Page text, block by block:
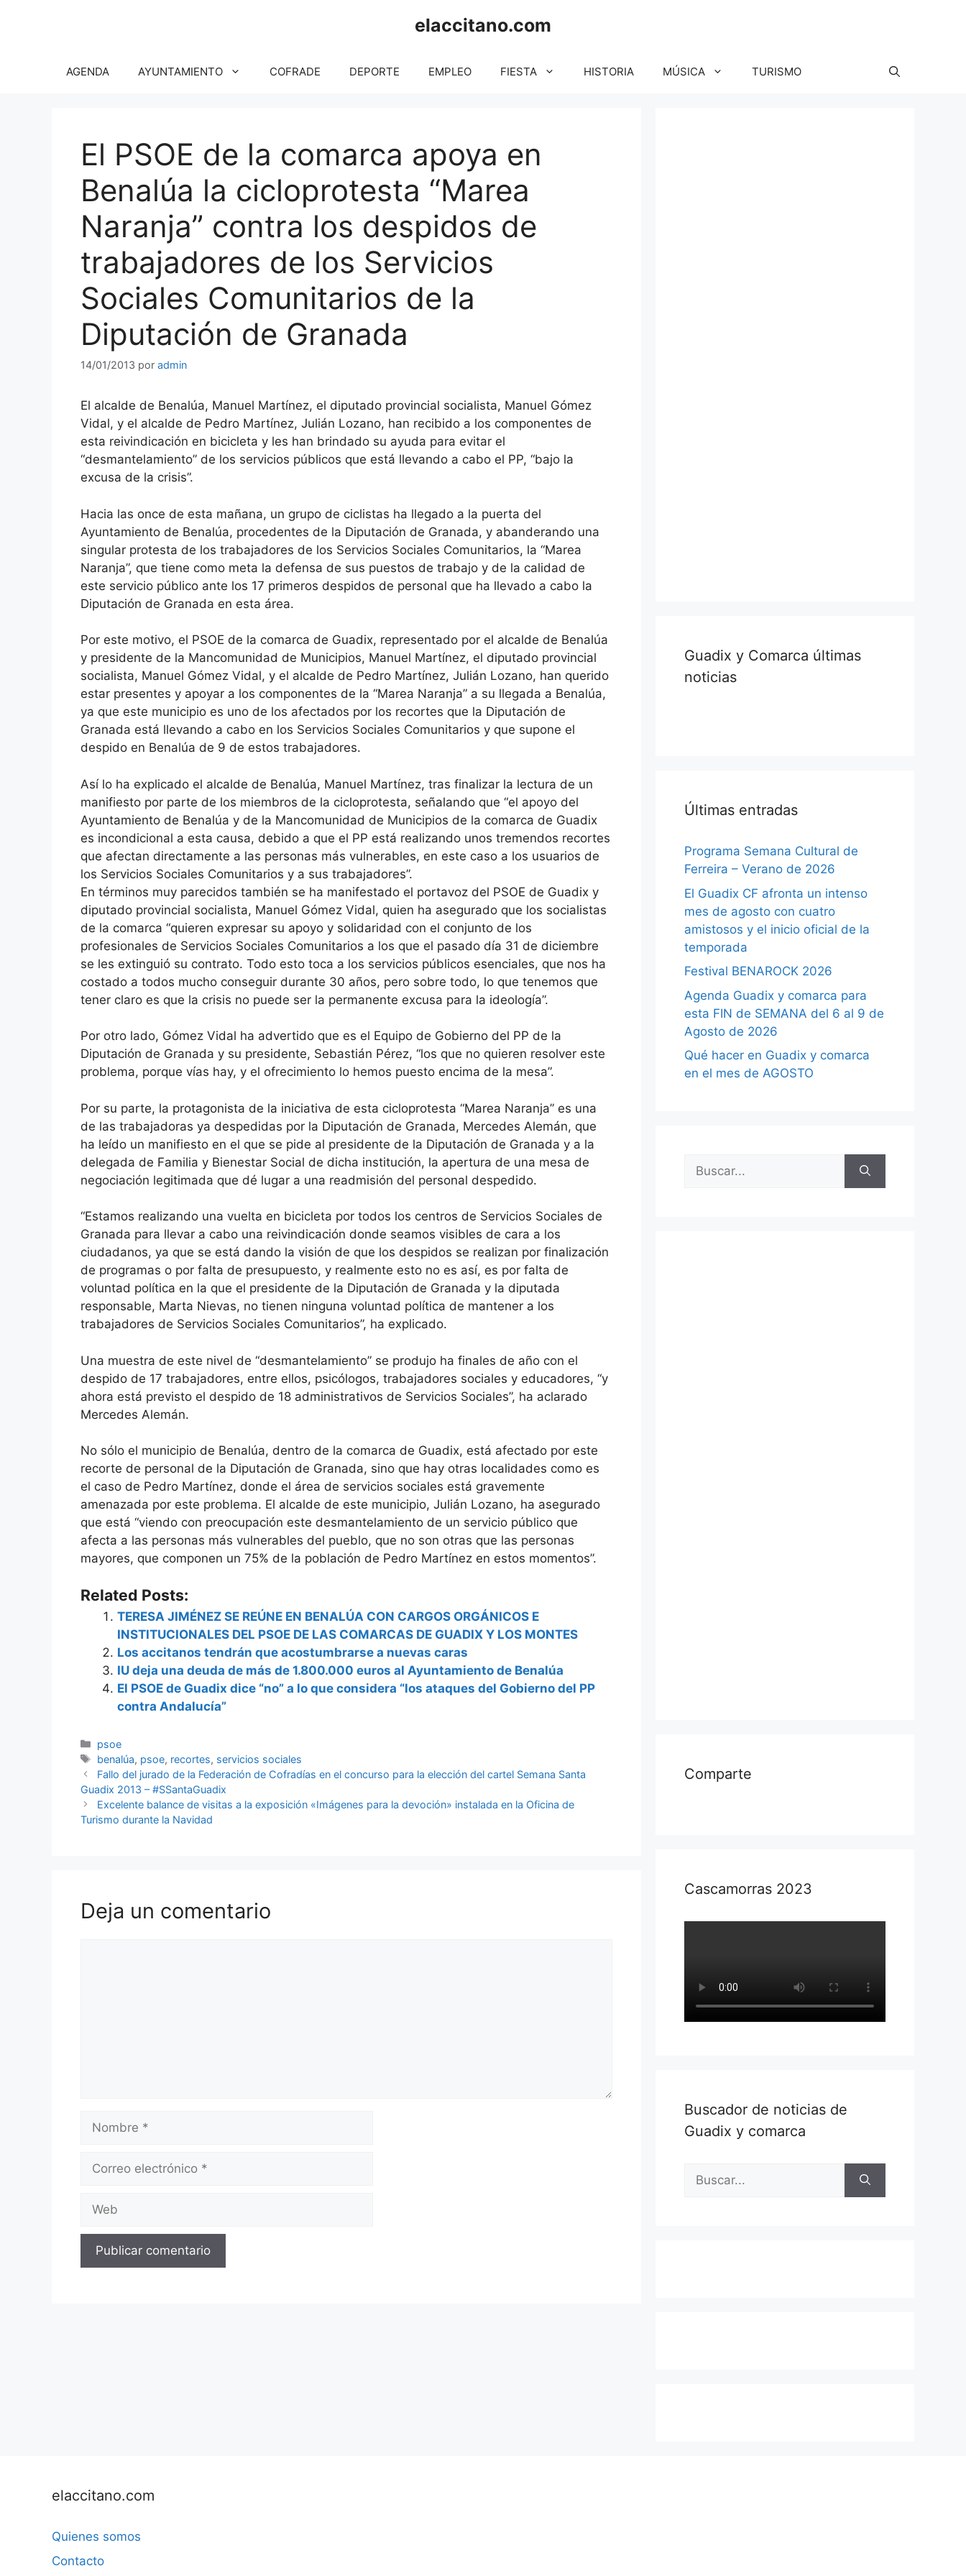
elaccitano.com
AGENDA AYUNTAMIENTO COFRADE DEPORTE EMPLEO FIESTA HISTORIA MÚSICA TURISMO
El PSOE de la comarca apoya en
Benalúa la cicloprotesta “Marea
Naranja” contra los despidos de
trabajadores de los Servicios
Sociales Comunitarios de la
Diputación de Granada
14/01/2013 por admin
El alcalde de Benalúa, Manuel Martínez, el diputado provincial socialista, Manuel Gómez
Vidal, y el alcalde de Pedro Martínez, Julián Lozano, han recibido a los componentes de
esta reivindicación en bicicleta y les han brindado su ayuda para evitar el
“desmantelamiento” de los servicios públicos que está llevando a cabo el PP, “bajo la
excusa de la crisis”.
Hacia las once de esta mañana, un grupo de ciclistas ha llegado a la puerta del
Ayuntamiento de Benalúa, procedentes de la Diputación de Granada, y abanderando una
singular protesta de los trabajadores de los Servicios Sociales Comunitarios, la “Marea
Naranja”, que tiene como meta la defensa de sus puestos de trabajo y de la calidad de
este servicio público ante los 17 primeros despidos de personal que ha llevado a cabo la
Diputación de Granada en esta área.
Por este motivo, el PSOE de la comarca de Guadix, representado por el alcalde de Benalúa
y presidente de la Mancomunidad de Municipios, Manuel Martínez, el diputado provincial
socialista, Manuel Gómez Vidal, y el alcalde de Pedro Martínez, Julián Lozano, han querido
estar presentes y apoyar a los componentes de la “Marea Naranja” a su llegada a Benalúa,
ya que este municipio es uno de los afectados por los recortes que la Diputación de
Granada está llevando a cabo en los Servicios Sociales Comunitarios y que supone el
despido en Benalúa de 9 de estos trabajadores.
Así lo ha explicado el alcalde de Benalúa, Manuel Martínez, tras finalizar la lectura de un
manifiesto por parte de los miembros de la cicloprotesta, señalando que “el apoyo del
Ayuntamiento de Benalúa y de la Mancomunidad de Municipios de la comarca de Guadix
es incondicional a esta causa, debido a que el PP está realizando unos tremendos recortes
que afectan directamente a las personas más vulnerables, en este caso a los usuarios de
los Servicios Sociales Comunitarios y a sus trabajadores”.
En términos muy parecidos también se ha manifestado el portavoz del PSOE de Guadix y
diputado provincial socialista, Manuel Gómez Vidal, quien ha asegurado que los socialistas
de la comarca “quieren expresar su apoyo y solidaridad con el conjunto de los
profesionales de Servicios Sociales Comunitarios a los que el pasado día 31 de diciembre
se les extinguió su contrato. Todo esto toca a los servicios públicos esenciales, que nos ha
costado a todos mucho conseguir durante 30 años, pero sobre todo, lo que tenemos que
tener claro es que la crisis no puede ser la permanente excusa para la ideología”.
Por otro lado, Gómez Vidal ha advertido que es el Equipo de Gobierno del PP de la
Diputación de Granada y su presidente, Sebastián Pérez, “los que no quieren resolver este
problema, porque vías hay, y el ofrecimiento lo hemos puesto encima de la mesa”.
Por su parte, la protagonista de la iniciativa de esta cicloprotesta “Marea Naranja” es una
de las trabajadoras ya despedidas por la Diputación de Granada, Mercedes Alemán, que
ha leído un manifiesto en el que se pide al presidente de la Diputación de Granada y a la
delegada de Familia y Bienestar Social de dicha institución, la apertura de una mesa de
negociación legitimada que dé lugar a una readmisión del personal despedido.
“Estamos realizando una vuelta en bicicleta por todos los centros de Servicios Sociales de
Granada para llevar a cabo una reivindicación donde seamos visibles de cara a los
ciudadanos, ya que se está dando la visión de que los despidos se realizan por finalización
de programas o por falta de presupuesto, y realmente esto no es así, es por falta de
voluntad política en la que el presidente de la Diputación de Granada y la diputada
responsable, Marta Nievas, no tienen ninguna voluntad política de mantener a los
trabajadores de Servicios Sociales Comunitarios”, ha explicado.
Una muestra de este nivel de “desmantelamiento” se produjo ha finales de año con el
despido de 17 trabajadores, entre ellos, psicólogos, trabajadores sociales y educadores, “y
ahora está previsto el despido de 18 administrativos de Servicios Sociales”, ha aclarado
Mercedes Alemán.
No sólo el municipio de Benalúa, dentro de la comarca de Guadix, está afectado por este
recorte de personal de la Diputación de Granada, sino que hay otras localidades como es
el caso de Pedro Martínez, donde el área de servicios sociales está gravemente
amenazada por este problema. El alcalde de este municipio, Julián Lozano, ha asegurado
que está “viendo con preocupación este desmantelamiento de un servicio público que
afecta a las personas más vulnerables del pueblo, que no son otras que las personas
mayores, que componen un 75% de la población de Pedro Martínez en estos momentos”.
Related Posts:
TERESA JIMÉNEZ SE REÚNE EN BENALÚA CON CARGOS ORGÁNICOS E
INSTITUCIONALES DEL PSOE DE LAS COMARCAS DE GUADIX Y LOS MONTES
Los accitanos tendrán que acostumbrarse a nuevas caras
IU deja una deuda de más de 1.800.000 euros al Ayuntamiento de Benalúa
El PSOE de Guadix dice “no” a lo que considera “los ataques del Gobierno del PP
contra Andalucía”
Categorías
psoe
Etiquetas
benalúa, psoe, recortes, servicios sociales
Fallo del jurado de la Federación de Cofradías en el concurso para la elección del cartel Semana Santa
Guadix 2013 – #SSantaGuadix
Excelente balance de visitas a la exposición «Imágenes para la devoción» instalada en la Oficina de
Turismo durante la Navidad
Deja un comentario
electrónico
Guadix y Comarca últimas
noticias
Últimas entradas
Programa Semana Cultural de
Ferreira – Verano de 2026
El Guadix CF afronta un intenso
mes de agosto con cuatro
amistosos y el inicio oficial de la
temporada
Festival BENAROCK 2026
Agenda Guadix y comarca para
esta FIN de SEMANA del 6 al 9 de
Agosto de 2026
Qué hacer en Guadix y comarca
en el mes de AGOSTO
Buscar:
Comparte
Cascamorras 2023
Buscador de noticias de
Guadix y comarca
Buscar:
elaccitano.com
Quienes somos
Contacto